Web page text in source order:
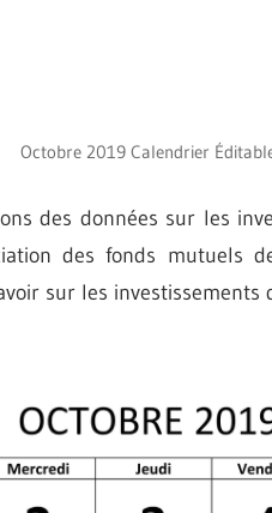
Octobre 2019 Calendrier
des données sur les
des fonds mutuels
sur les investissements